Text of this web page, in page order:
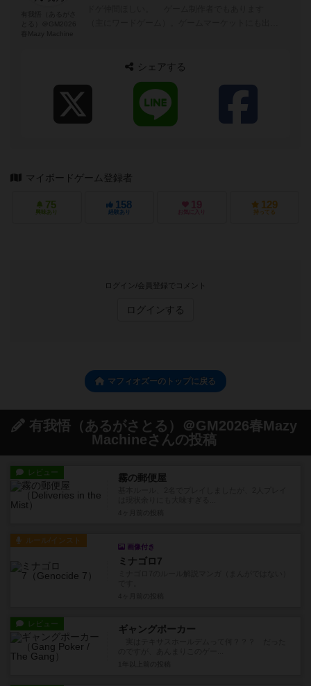
シェアする
マイボードゲーム登録者
75
興味あり
158
経験あり
19
お気に入り
129
持ってる
ログイン/会員登録でコメント
ログインする
マフィオズーのトップに戻る
有我悟（あるがさとる）＠GM2026春Mazy
Machineさんの投稿
レビュー 霧の郵便屋
ルール/インスト
画像付き
ミナゴロ7
レビュー ギャングポーカー